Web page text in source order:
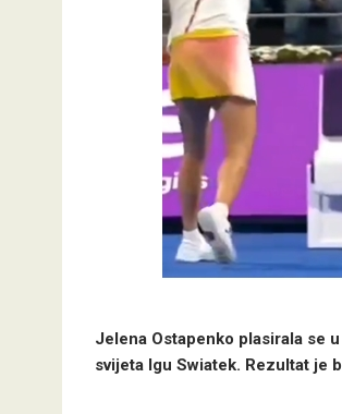
Jelena Ostapenko plasirala se
svijeta Igu Swiatek. Rezultat je